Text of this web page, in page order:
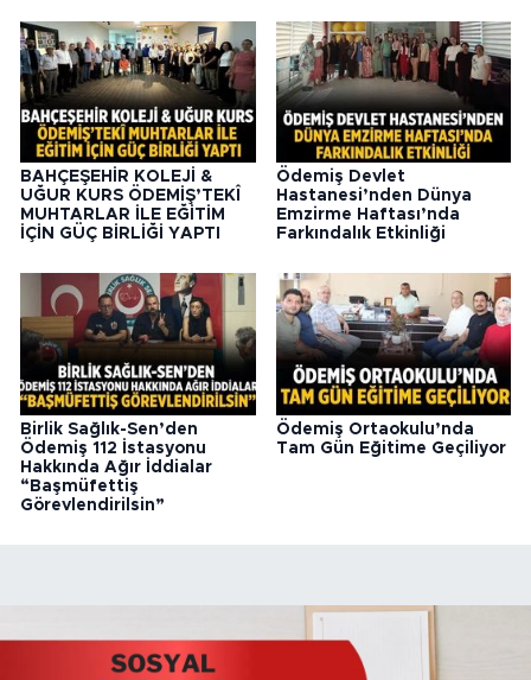
BAHÇEŞEHİR KOLEJİ &
UĞUR KURS ÖDEMİŞ’TEKÎ
MUHTARLAR İLE EĞİTİM
İÇİN GÜÇ BİRLİĞİ YAPTI
Ödemiş Devlet
Hastanesi’nden Dünya
Emzirme Haftası’nda
Farkındalık Etkinliği
Birlik Sağlık-Sen’den
Ödemiş 112 İstasyonu
Hakkında Ağır İddialar
“Başmüfettiş
Görevlendirilsin”
Ödemiş Ortaokulu’nda
Tam Gün Eğitime Geçiliyor